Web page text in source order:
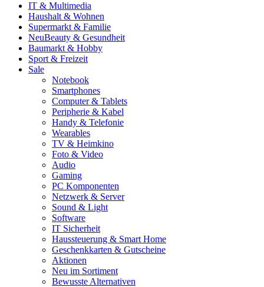
IT & Multimedia
Haushalt & Wohnen
Supermarkt & Familie
NeuBeauty & Gesundheit
Baumarkt & Hobby
Sport & Freizeit
Sale
Notebook
Smartphones
Computer & Tablets
Peripherie & Kabel
Handy & Telefonie
Wearables
TV & Heimkino
Foto & Video
Audio
Gaming
PC Komponenten
Netzwerk & Server
Sound & Light
Software
IT Sicherheit
Haussteuerung & Smart Home
Geschenkkarten & Gutscheine
Aktionen
Neu im Sortiment
Bewusste Alternativen